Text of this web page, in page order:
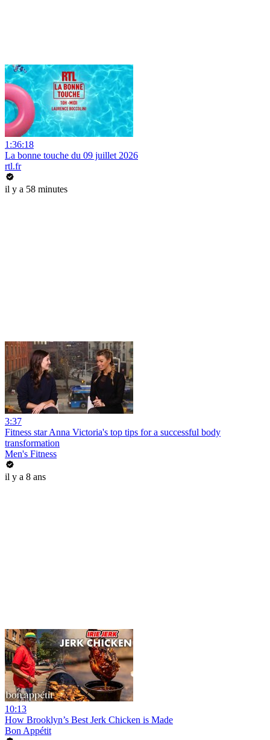
1:36:18
La bonne touche du 09 juillet 2026
rtl.fr
il y a 58 minutes
3:37
Fitness star Anna Victoria's top tips for a successful body
transformation
Men's Fitness
il y a 8 ans
10:13
How Brooklyn’s Best Jerk Chicken is Made
Bon Appétit